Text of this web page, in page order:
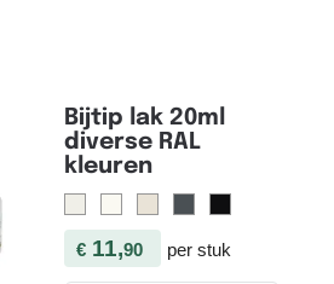
Bijtip lak 20ml
diverse RAL
kleuren
€ 11,90 per stuk